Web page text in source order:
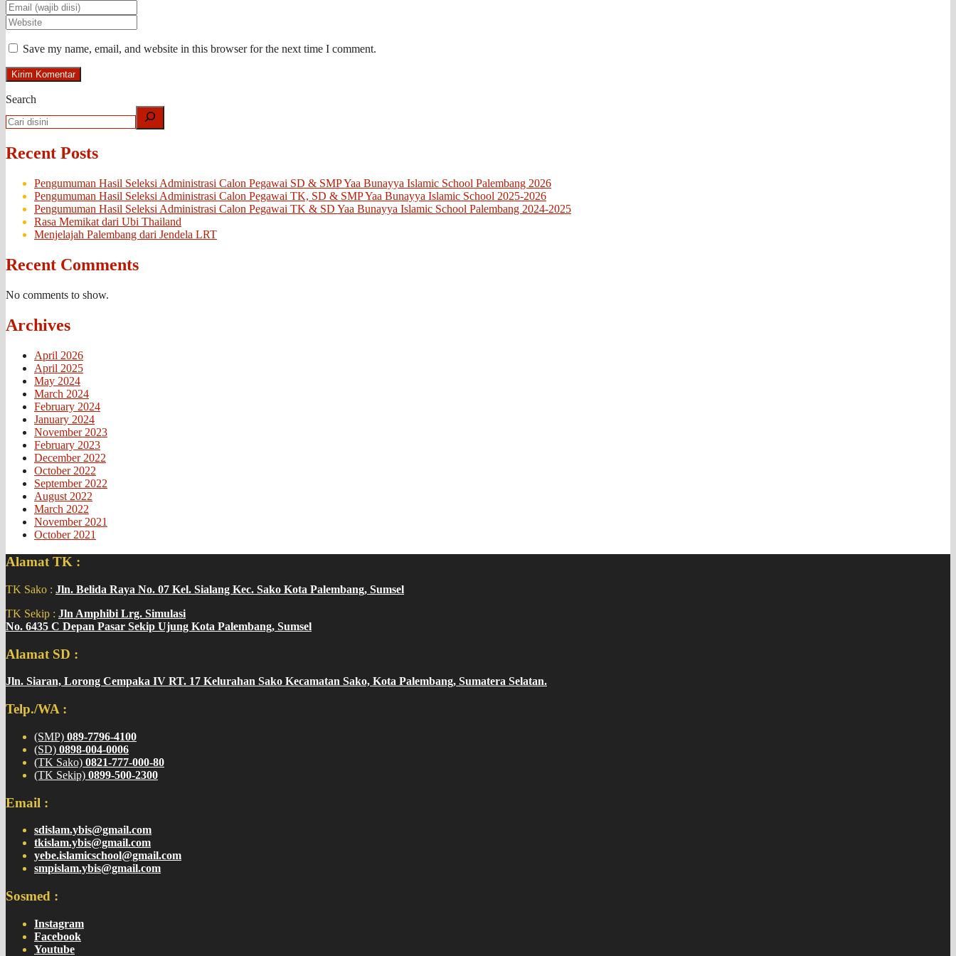
Save my name, email, and website in this browser for the next time I comment.
Search
Recent Posts
Pengumuman Hasil Seleksi Administrasi Calon Pegawai SD & SMP Yaa Bunayya Islamic School Palembang 2026
Pengumuman Hasil Seleksi Administrasi Calon Pegawai TK, SD & SMP Yaa Bunayya Islamic School 2025-2026
Pengumuman Hasil Seleksi Administrasi Calon Pegawai TK & SD Yaa Bunayya Islamic School Palembang 2024-2025
Rasa Memikat dari Ubi Thailand
Menjelajah Palembang dari Jendela LRT
Recent Comments
No comments to show.
Archives
April 2026
April 2025
May 2024
March 2024
February 2024
January 2024
November 2023
February 2023
December 2022
October 2022
September 2022
August 2022
March 2022
November 2021
October 2021
Alamat TK :
TK Sako : Jln. Belida Raya No. 07 Kel. Sialang Kec. Sako Kota Palembang, Sumsel
TK Sekip : Jln Amphibi Lrg. Simulasi
No. 6435 C Depan Pasar Sekip Ujung Kota Palembang, Sumsel
Alamat SD :
Jln. Siaran, Lorong Cempaka IV RT. 17 Kelurahan Sako Kecamatan Sako, Kota Palembang, Sumatera Selatan.
Telp./WA :
(SMP) 089-7796-4100
(SD) 0898-004-0006
(TK Sako) 0821-777-000-80
(TK Sekip) 0899-500-2300
Email :
sdislam.ybis@gmail.com
tkislam.ybis@gmail.com
yebe.islamicschool@gmail.com
smpislam.ybis@gmail.com
Sosmed :
Instagram
Facebook
Youtube